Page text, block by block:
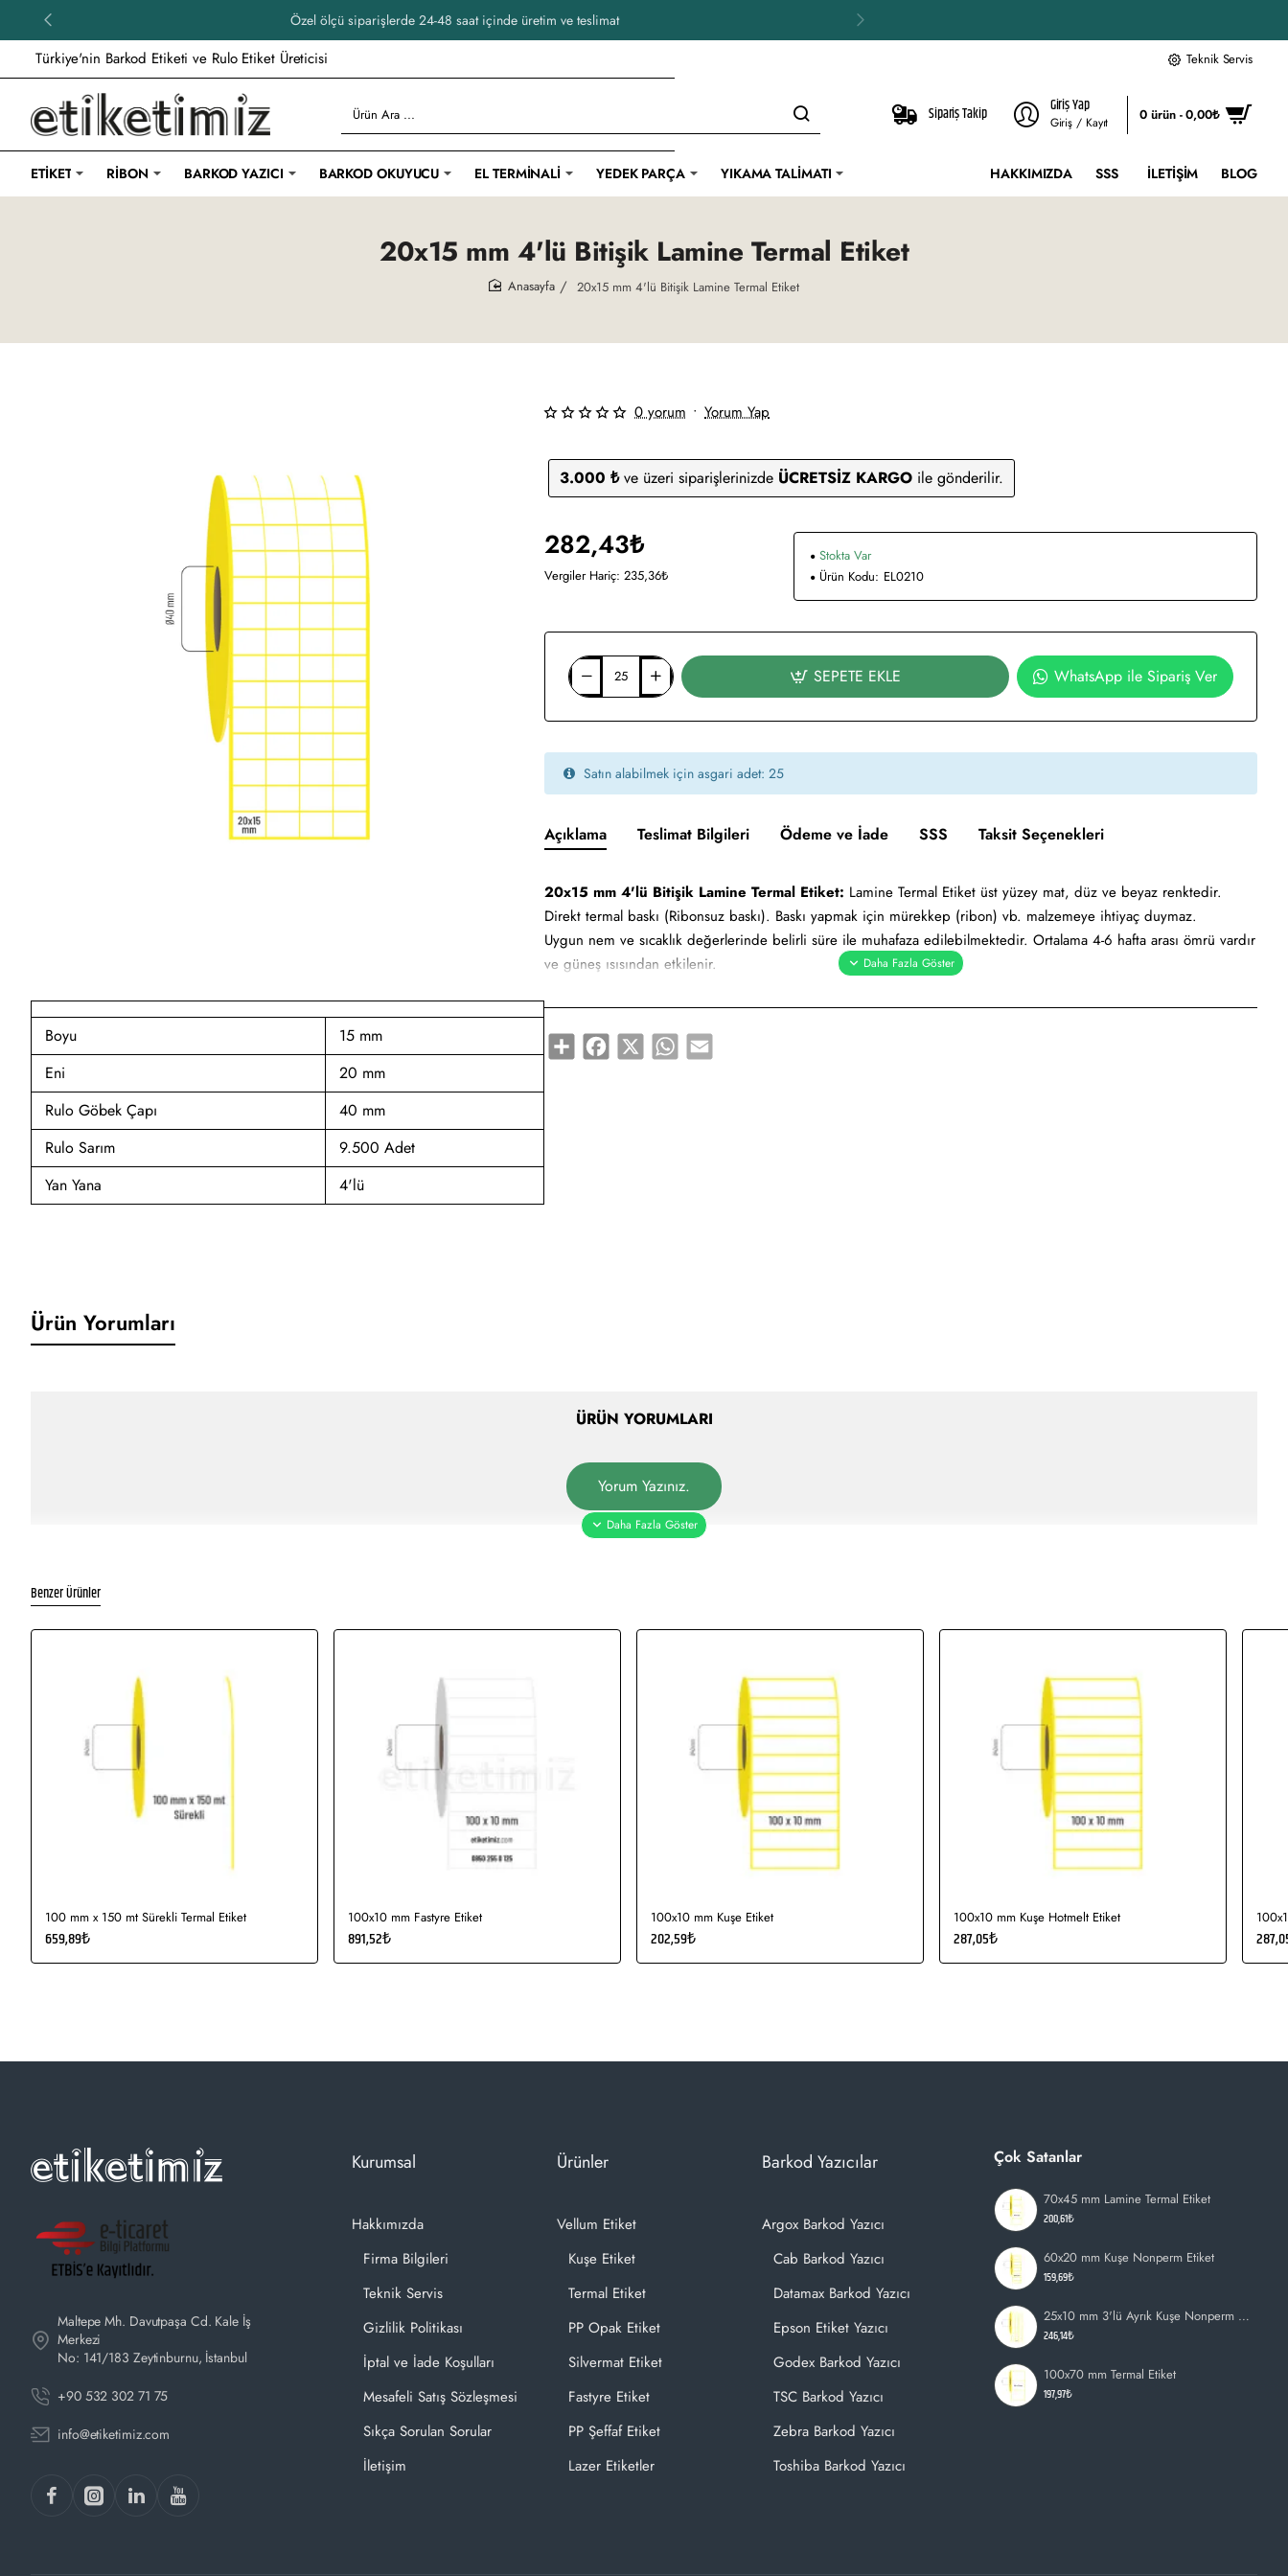
Özel ölçü siparişlerde 24-48 saat içinde üretim ve teslimat
Türkiye'nin Barkod Etiketi ve Rulo Etiket Üreticisi Teknik Servis
Ürün
Ara
...
Sipariş Takip Giriş Yap
Giriş / Kayıt 0 ürün - 0,00₺
ETIKET RIBON BARKOD YAZICI BARKOD OKUYUCU EL TERMINALI YEDEK PARÇA YIKAMA TALIMATI HAKKIMIZDA SSS İLETIŞIM BLOG
20x15 mm 4'lü Bitişik Lamine Termal Etiket
20x15 mm 4'lü Bitişik Lamine Termal Etiket
Boyu
15 mm
Eni
20 mm
Rulo Göbek Çapı
40 mm
Rulo Sarım
9.500 Adet
Yan Yana
4'lü
3.000 ₺ve üzeri siparişlerinizde ÜCRETSİZ KARGOile gönderilir.
0 yorum • Yorum Yap
282,43₺
Vergiler Hariç: 235,36₺
Stokta Var
Ürün Kodu: EL0210
SEPETE EKLE WhatsApp ile Sipariş Ver
Satın alabilmek için asgari adet: 25
Açıklama Teslimat Bilgileri Ödeme ve İade SSS Taksit Seçenekleri
20x15 mm 4'lü Bitişik Lamine Termal Etiket: Lamine Termal Etiket üst yüzey mat, düz ve beyaz renktedir.
Direkt termal baskı (Ribonsuz baskı). Baskı yapmak için mürekkep (ribon) vb. malzemeye ihtiyaç duymaz.
Uygun nem ve sıcaklık değerlerinde belirli süre ile muhafaza edilebilmektedir. Ortalama 4-6 hafta arası ömrü vardır
ve güneş ısısından etkilenir.
20x15 mm 4'lü Bitişik Lamine Termal Etiket tüm barkod yazıcılar için uygundur.
Yapışkan Türleri:Akrilik (Standart yapışkanlı tutkal), Holtmelt (Kuvvetli yapışkan tutkal), Nonperm (İz Bırakmayan
Share Facebook
X WhatsApp
Email
Ürün Yorumları
ÜRÜN YORUMLARI
Yorum Yazınız.
Benzer Ürünler
100 mm x 150 mt Sürekli Termal Etiket
659,89₺
100x10 mm Fastyre Etiket
891,52₺
100x10 mm Kuşe Etiket
202,59₺
100x10 mm Kuşe Hotmelt Etiket
287,05₺
Maltepe Mh. Davutpaşa Cd. Kale İş
Merkezi
No: 141/183 Zeytinburnu, İstanbul
+90 532 302 71 75
info@etiketimiz.com
Kurumsal
Hakkımızda
Firma Bilgileri
Teknik Servis
Gizlilik Politikası
İptal ve İade Koşulları
Mesafeli Satış Sözleşmesi
Sıkça Sorulan Sorular
İletişim
Ürünler
Vellum Etiket
Kuşe Etiket
Termal Etiket
PP Opak Etiket
Silvermat Etiket
Fastyre Etiket
PP Şeffaf Etiket
Lazer Etiketler
Barkod Yazıcılar
Argox Barkod Yazıcı
Cab Barkod Yazıcı
Datamax Barkod Yazıcı
Epson Etiket Yazıcı
Godex Barkod Yazıcı
TSC Barkod Yazıcı
Zebra Barkod Yazıcı
Toshiba Barkod Yazıcı
Çok Satanlar
70x45 mm Lamine Termal Etiket
200,61₺
60x20 mm Kuşe Nonperm Etiket
159,69₺
25x10 mm 3'lü Ayrık Kuşe Nonperm Etiket
246,14₺
100x70 mm Termal Etiket
197,97₺